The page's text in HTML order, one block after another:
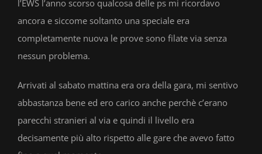
l’EWS l’anno scorso qualcosa delle ps mi ricordavo
ancora e siccome soltanto una speciale era
completamente nuova le prove sono filate via senza
nessun problema.
Arrivati al sabato mattina era ora della gara, mi sentivo
abbastanza bene ed ero carico anche perchè c’erano
parecchi stranieri al via e quindi il livello era
decisamente più alto rispetto alle gare che avevo fatto